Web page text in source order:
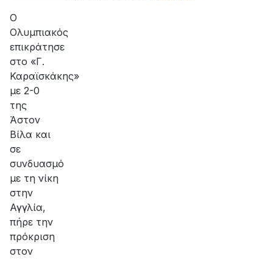
Ο
Ολυμπιακός
επικράτησε
στο «Γ.
Καραϊσκάκης»
με 2-0
της
Άστον
Βίλα και
σε
συνδυασμό
με τη νίκη
στην
Αγγλία,
πήρε την
πρόκριση
στον